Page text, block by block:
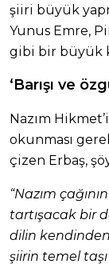
şiiri büyük
Yunus Emre,
gibi bir büyük
‘Barışı ve
Nazım
okunması
çizen Erbaş,
“Nazım
tartışacak bir
dilin kendinden
şiirin temel